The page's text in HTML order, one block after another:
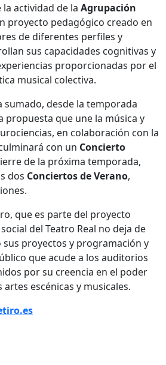
actividad de la Agrupación
proyecto pedagógico creado en
de diferentes perfiles y
sus capacidades cognitivas y
proporcionadas por el
musical colectiva.
sumado, desde la temporada
propuesta que une la música y
en colaboración con la
con un Concierto
de la próxima temporada,
dos Conciertos de Verano,
que es parte del proyecto
del Teatro Real no deja de
sus proyectos y programación y
que acude a los auditorios
por su creencia en el poder
escénicas y musicales.